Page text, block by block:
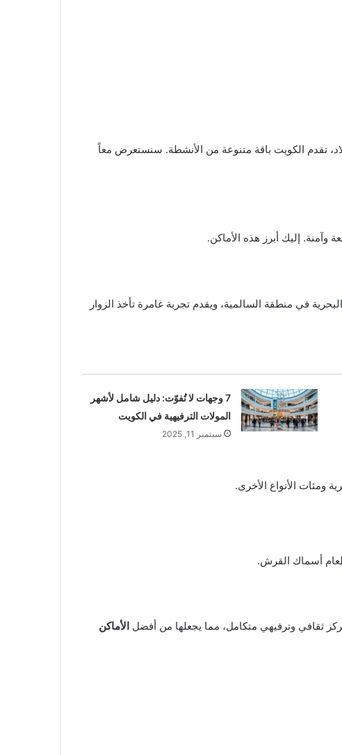
تقدم الكويت باقة متنوعة من الأنشطة. سنستعرض معاً
وآمنة. إليك أبرز هذه الأماكن.
في منطقة السالمية، ويقدم تجربة غامرة تأخذ الزوار
7 وجهات لا تُفوّت: دليل شامل لأشهر
المولات الترفيهية في الكويت
سبتمبر 11, 2025
الأنواع الأخرى.
أسماك القرش.
ثقافي وترفيهي متكامل، مما يجعلها من أفضل الأماكن